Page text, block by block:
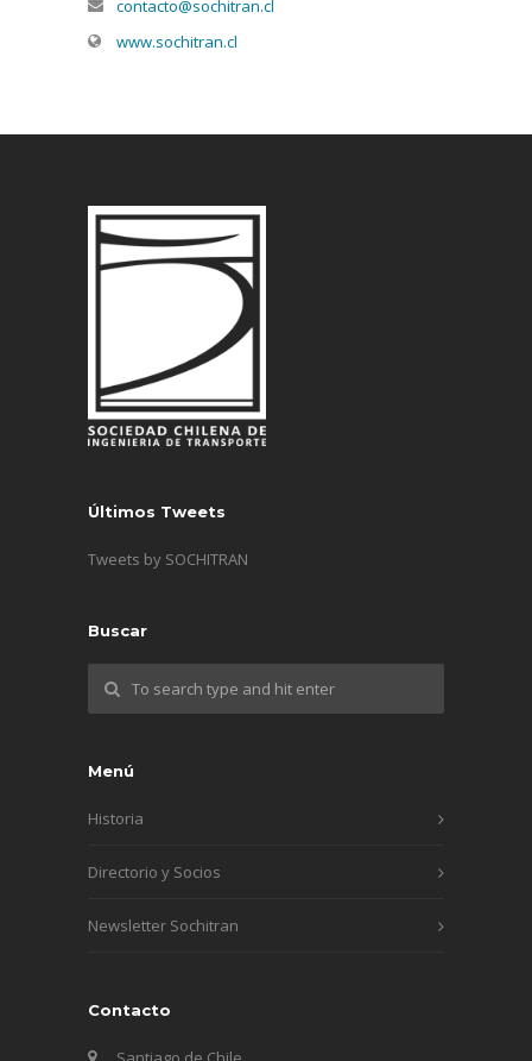
contacto@sochitran.cl
www.sochitran.cl
Últimos Tweets
Tweets by SOCHITRAN
Buscar
Menú
Historia
Directorio y Socios
Newsletter Sochitran
Contacto